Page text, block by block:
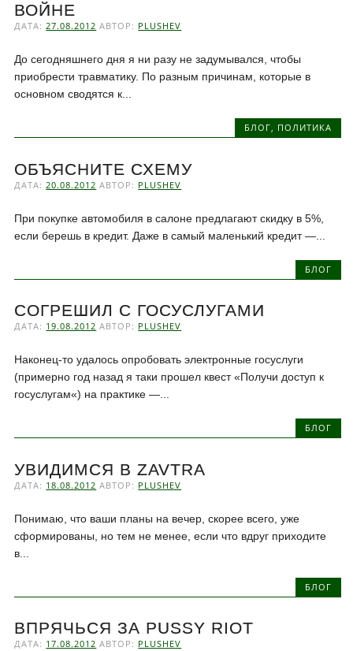
ВОЙНЕ
ДАТА:27.08.2012 АВТОР: PLUSHEV
До сегодняшнего дня я ни разу не задумывался, чтобы
приобрести травматику. По разным причинам, которые в
основном сводятся к...
БЛОГ, ПОЛИТИКА
ОБЪЯСНИТЕ СХЕМУ
ДАТА: 20.08.2012 АВТОР: PLUSHEV
При покупке автомобиля в салоне предлагают скидку в 5%,
если берешь в кредит. Даже в самый маленький кредит —...
БЛОГ
СОГРЕШИЛ С ГОСУСЛУГАМИ
ДАТА: 19.08.2012 АВТОР: PLUSHEV
Наконец-то удалось опробовать электронные госуслуги
(примерно год назад я таки прошел квест «Получи доступ к
госуслугам«) на практике —...
БЛОГ
УВИДИМСЯ В ZAVTRA
ДАТА: 18.08.2012 АВТОР: PLUSHEV
Понимаю, что ваши планы на вечер, скорее всего, уже
сформированы, но тем не менее, если что вдруг приходите
в...
БЛОГ
ВПРЯЧЬСЯ ЗА PUSSY RIOT
ДАТА: 17.08.2012 АВТОР: PLUSHEV